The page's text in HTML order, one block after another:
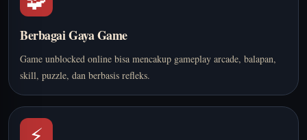
Berbagai Gaya Game
Game unblocked online bisa mencakup gameplay arcade, balapan,
skill, puzzle, dan berbasis refleks.
⚡